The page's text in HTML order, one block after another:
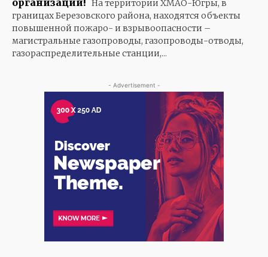
организаций! На территории ХМАО-Югры, в
границах Березовского района, находятся объекты
повышенной пожаро- и взрывоопасности –
магистральные газопроводы, газопроводы-отводы,
газораспределительные станции,...
- Advertisement -